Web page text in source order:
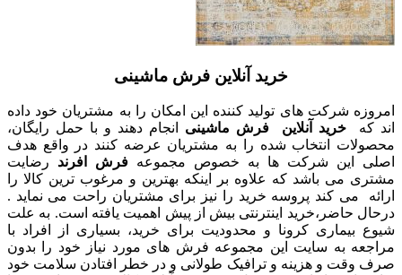
خرید آنلاین فرش ماشینی
امروزه شرکت های تولید کننده این امکان را به مشتریان خود داده
اند که خرید آنلاین فرش ماشینی انجام دهند و با حمل رایگان،
محصولات انتخاب شده را به مشتریان عرضه کنند در واقع هدف
اصلی این شرکت ها به خصوص مجموعه فرش افرند رضایت
مشتری می باشد که علاوه بر اینکه بهترین و مرغوب ترین کالا را
ارائه می کند پروسه خرید را نیز برای مشتریان راحت می نماید .
درحال حاضر،خرید اینترنتی بیش از پیش اهمیت یافته است. به علت
شیوع بیماری کرونا و محدودیت برای خرید، بسیاری از افراد با
مراجعه به سایت این مجموعه فرش های مورد نیاز خود را بدون
صرف وقت و هزینه و ترافیک طولانی و در خطر افتادن سلامت خود